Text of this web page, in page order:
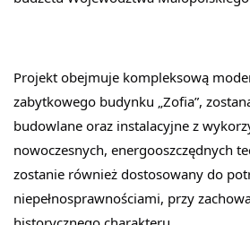
Projekt obejmuje kompleksową
zabytkowego budynku „Zofia”,
budowlane oraz instalacyjne z
nowoczesnych, energooszczędnych
zostanie również dostosowany do
niepełnosprawnościami, przy